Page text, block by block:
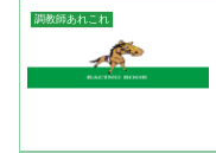
調教師あれこれ